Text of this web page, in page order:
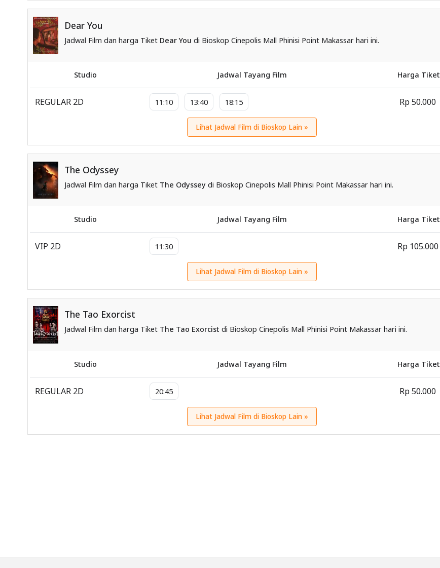
Dear You
Jadwal Film dan harga Tiket Dear You di Bioskop Cinepolis Mall Phinisi Point Makassar hari ini.
Studio Jadwal Tayang Film Harga Tiket
REGULAR 2D 11:10 13:40 18:15 Rp 50.000
Lihat Jadwal Film di Bioskop Lain »
The Odyssey
Jadwal Film dan harga Tiket The Odysseydi Bioskop Cinepolis Mall Phinisi Point Makassar hari ini.
Studio Jadwal Tayang Film Harga Tiket
VIP 2D 11:30 Rp 105.000
Lihat Jadwal Film di Bioskop Lain »
The Tao Exorcist
Jadwal Film dan harga Tiket The Tao Exorcist di Bioskop Cinepolis Mall Phinisi Point Makassar hari ini.
Studio Jadwal Tayang Film Harga Tiket
REGULAR 2D 20:45 Rp 50.000
Lihat Jadwal Film di Bioskop Lain »